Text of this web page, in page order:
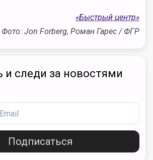
«Быстрый центр»
Фото: Jon Forberg, Роман Гарес / ФГР
следи за новостями
Подписаться